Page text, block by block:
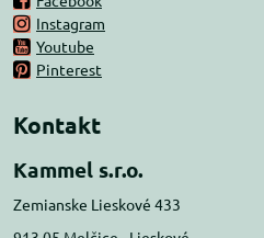
Instagram
Youtube
Pinterest
Kontakt
Kammel s.r.o.
Zemianske Lieskové 433